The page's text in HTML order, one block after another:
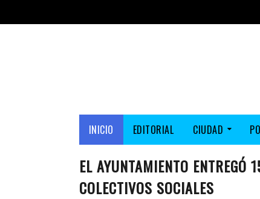
INICIO EDITORIAL CIUDAD
EL AYUNTAMIENTO
COLECTIVOS SOCIALES